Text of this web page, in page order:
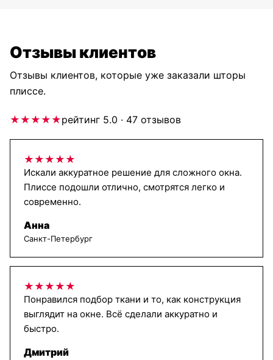
Отзывы клиентов
Отзывы клиентов, которые уже заказали шторы
плиссе.
★★★★★рейтинг 5.0 · 47 отзывов
★★★★★
Искали аккуратное решение для сложного окна.
Плиссе подошли отлично, смотрятся легко и
современно.
Анна
Санкт-Петербург
★★★★★
Понравился подбор ткани и то, как конструкция
выглядит на окне. Всё сделали аккуратно и
быстро.
Дмитрий